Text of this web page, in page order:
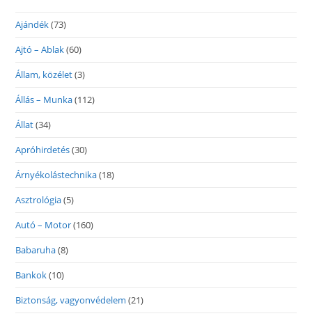
Ajándék(73)
Ajtó – Ablak(60)
Állam, közélet(3)
Állás – Munka(112)
Állat(34)
Apróhirdetés(30)
Árnyékolástechnika(18)
Asztrológia(5)
Autó – Motor(160)
Babaruha(8)
Bankok(10)
Biztonság, vagyonvédelem (21)